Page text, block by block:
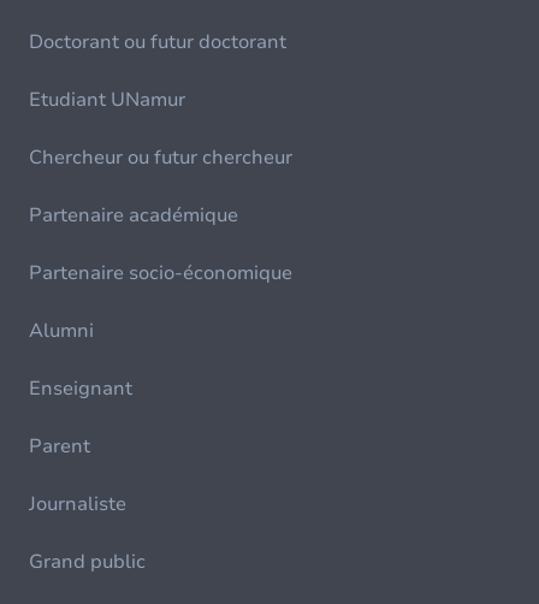
Doctorant ou futur doctorant
Etudiant UNamur
Chercheur ou futur chercheur
Partenaire académique
Partenaire socio-économique
Alumni
Enseignant
Parent
Journaliste
Grand public